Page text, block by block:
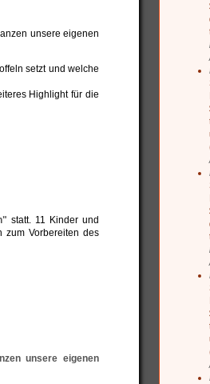
unsere eigenen
setzt und welche
Highlight für die
statt. 11 Kinder und
zum Vorbereiten des
unsere eigenen